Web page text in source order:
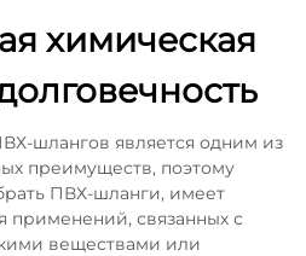
химическая
шлангов является одним из
преимуществ, поэтому
ПВХ-шланги, имеет
связанных с
веществами или